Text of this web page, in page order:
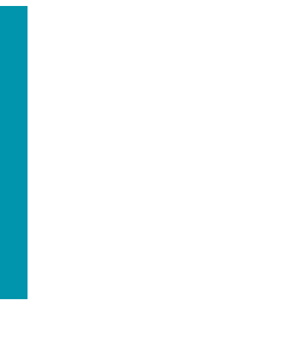
campagne
au Bal du
un montant
grâce à vous.